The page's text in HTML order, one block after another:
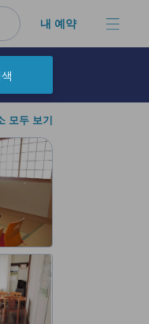
내 예약
해 특정 날짜를 선택
모두 보기